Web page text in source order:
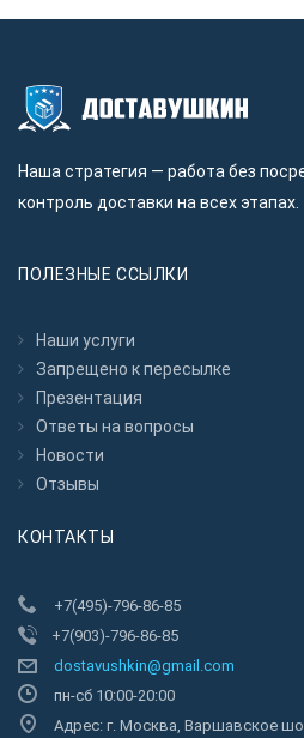
Наша стратегия — работа без
контроль доставки на всех этапах.
ПОЛЕЗНЫЕ ССЫЛКИ
Наши услуги
Запрещено к пересылкe
Презентация
Ответы на вопросы
Новости
Отзывы
КОНТАКТЫ
+7(495)-796-86-85
+7(903)-796-86-85
dostavushkin@gmail.com
пн-сб 10:00-20:00
Адрес: г. Москва, Варшавское